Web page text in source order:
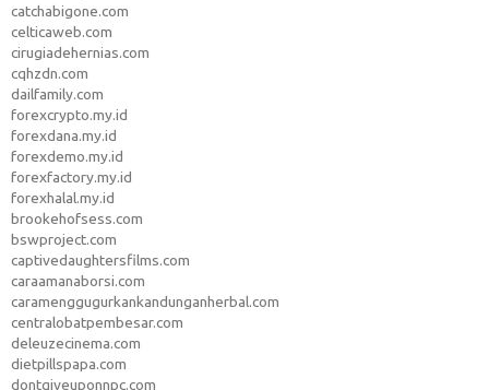
catchabigone.com
celticaweb.com
cirugiadehernias.com
cqhzdn.com
dailfamily.com
forexcrypto.my.id
forexdana.my.id
forexdemo.my.id
forexfactory.my.id
forexhalal.my.id
brookehofsess.com
bswproject.com
captivedaughtersfilms.com
caraamanaborsi.com
caramenggugurkankandunganherbal.com
centralobatpembesar.com
deleuzecinema.com
dietpillspapa.com
dontgiveuponnpc.com